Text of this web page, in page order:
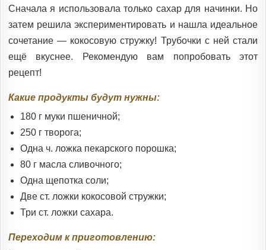
Сначала я использовала только сахар для начинки. Но
затем решила экспериментировать и нашла идеальное
сочетание — кокосовую стружку! Трубочки с ней стали
ещё вкуснее. Рекомендую вам попробовать этот
рецепт!
Какие продукты будут нужны:
180 г муки пшеничной;
250 г творога;
Одна ч. ложка пекарского порошка;
80 г масла сливочного;
Одна щепотка соли;
Две ст. ложки кокосовой стружки;
Три ст. ложки сахара.
Переходим к приготовлению: